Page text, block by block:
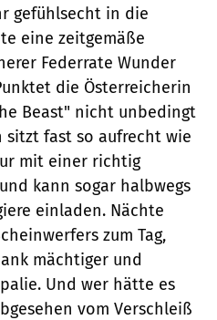
gefühlsecht in die
eine zeitgemäße
Federrate Wunder
die Österreicherin
Beast" nicht unbedingt
sitzt fast so aufrecht wie
mit einer richtig
kann sogar halbwegs
einladen. Nächte
zum Tag,
mächtiger und
Und wer hätte es
vom Verschleiß